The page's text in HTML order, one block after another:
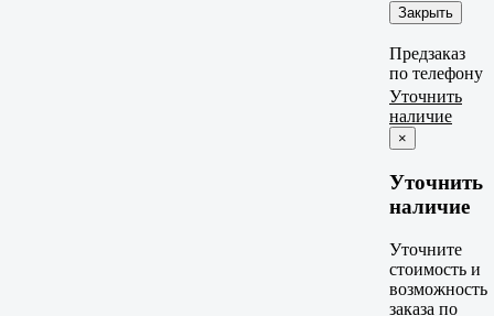
Закрыть
Предзаказ
по телефону
Уточнить
наличие
×
Уточнить
наличие
Уточните
стоимость и
возможность
заказа по